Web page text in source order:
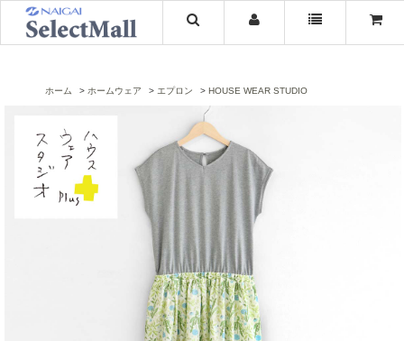
ホーム ホームウェア エプロン HOUSE WEAR STUDIO